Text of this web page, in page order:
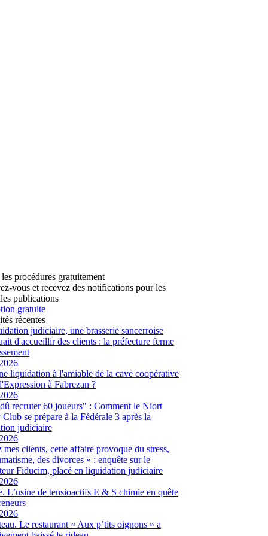
procédures gratuitement
vous et recevez des notifications pour les
publications
gratuite
récentes
judiciaire, une brasserie sancerroise
d'accueillir des clients : la préfecture ferme
liquidation à l'amiable de la cave coopérative
à Fabrezan ?
recruter 60 joueurs" : Comment le Niort
se prépare à la Fédérale 3 après la
judiciaire
mes clients, cette affaire provoque du stress,
des divorces » : enquête sur le
Fiducim, placé en liquidation judiciaire
L’usine de tensioactifs E & S chimie en quête
Le restaurant « Aux p’tits oignons » a